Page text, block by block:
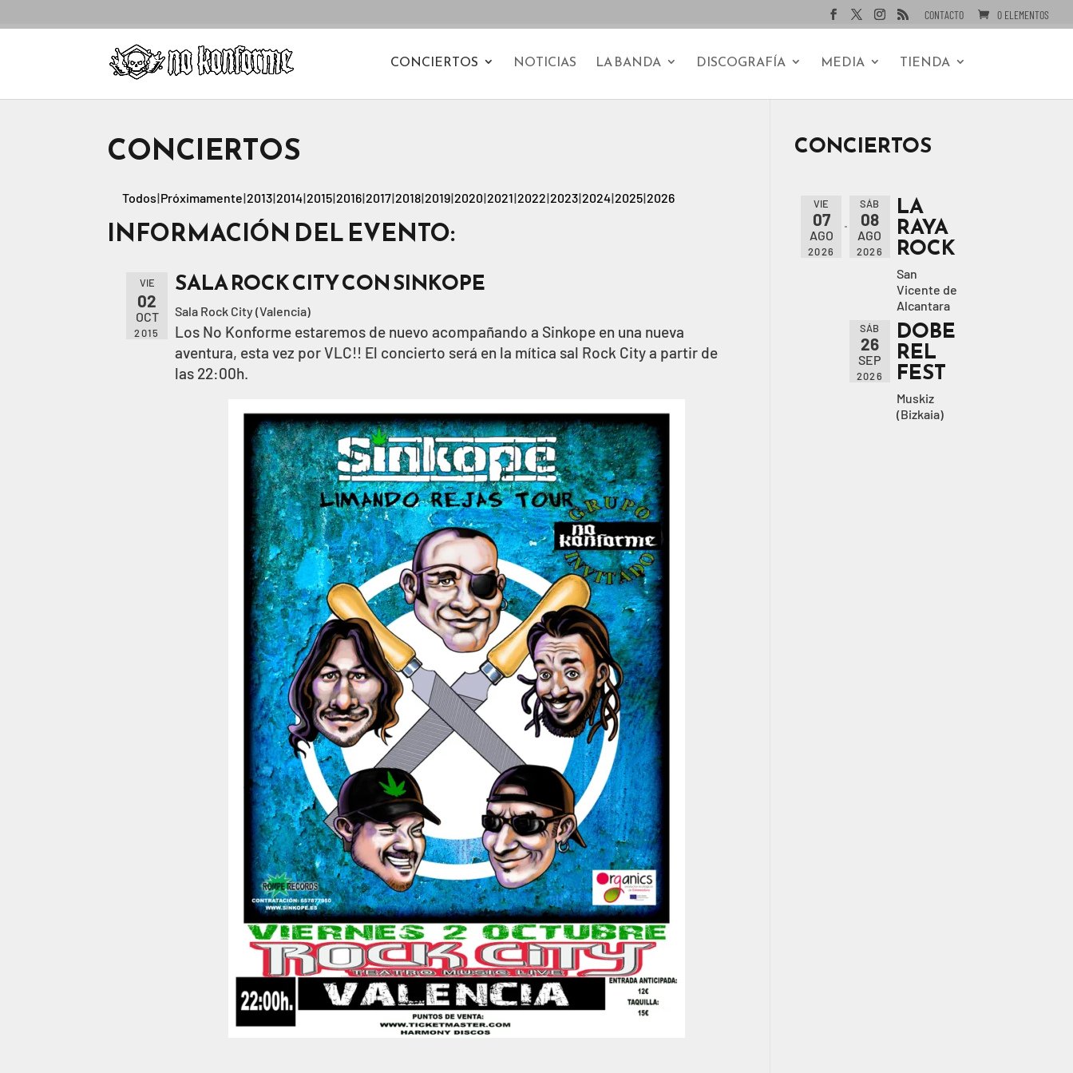
CONTACTO 0 ELEMENTOS
CONCIERTOS NOTICIAS LA BANDA DISCOGRAFÍA MEDIA TIENDA
CONCIERTOS
Todos Próximamente 2013 2014 2015 2016 2017 2018 2019 2020 2021 2022 2023 2024 2025 2026
INFORMACIÓN DEL EVENTO:
VIE
02
OCT
2015
SALA ROCK CITY CON SINKOPE
Sala Rock City (Valencia)
Los No Konforme estaremos de nuevo acompañando a Sinkope en una nueva
aventura, esta vez por VLC!! El concierto será en la mítica sal Rock City a partir de
las 22:00h.
CONCIERTOS
VIE
07
AGO
2026
SÁB
08
AGO
2026
LA
RAYA
ROCK
San
Vicente de
Alcantara
SÁB
26
SEP
2026
DOBE
REL
FEST
Muskiz
(Bizkaia)